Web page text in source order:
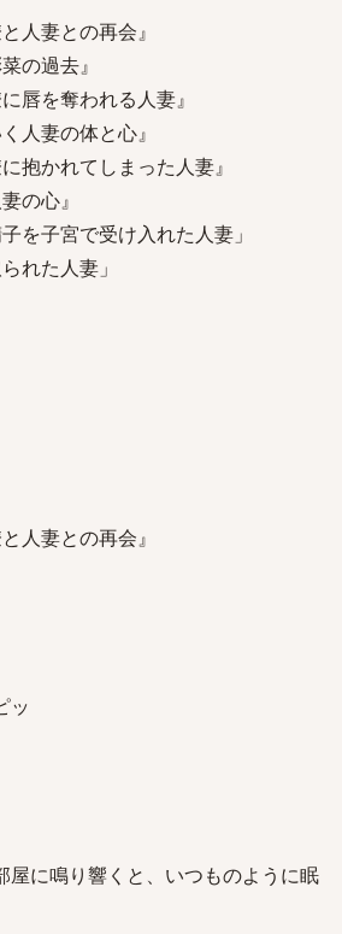
人妻との再会』
の過去』
唇を奪われる人妻』
人妻の体と心』
抱かれてしまった人妻』
の心』
を子宮で受け入れた人妻」
れた人妻」
人妻との再会』
ッ
屋に鳴り響くと、いつものように眠